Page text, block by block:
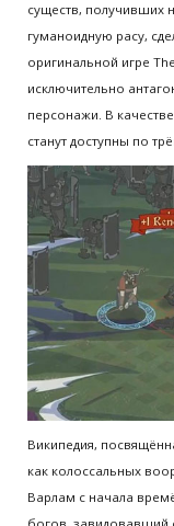
существ, получивших
гуманоидную расу,
оригинальной игре
исключительно
персонажи. В
станут доступны по
Википедия,
как колоссальных
Варлам с начала